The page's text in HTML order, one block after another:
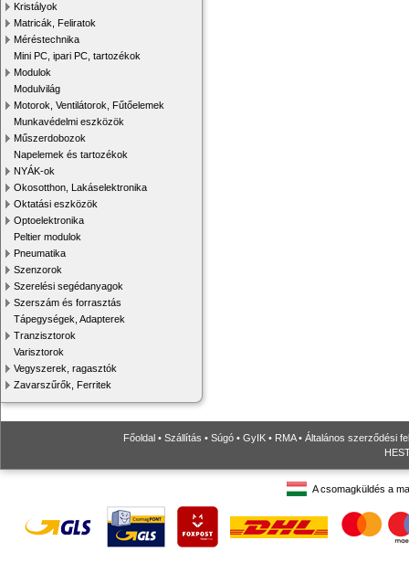
Kristályok
Matricák, Feliratok
Méréstechnika
Mini PC, ipari PC, tartozékok
Modulok
Modulvilág
Motorok, Ventilátorok, Fűtőelemek
Munkavédelmi eszközök
Műszerdobozok
Napelemek és tartozékok
NYÁK-ok
Okosotthon, Lakáselektronika
Oktatási eszközök
Optoelektronika
Peltier modulok
Pneumatika
Szenzorok
Szerelési segédanyagok
Szerszám és forrasztás
Tápegységek, Adapterek
Tranzisztorok
Varisztorok
Vegyszerek, ragasztók
Zavarszűrők, Ferritek
Főoldal • Szállítás • Súgó • GyIK • RMA• Általános szerződési
A csomagküldés a